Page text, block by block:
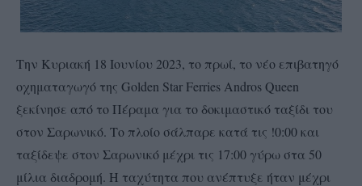
Την Κυριακή 18 Ιουνίου 2023, το πρωί, το νέο επιβατηγό
οχηματαγωγό της Golden Star Ferries Andros Queen
ξεκίνησε από το Πέραμα για το δοκιμαστικό ταξίδι του
στον Σαρωνικό. Το πλοίο σάλπαρε κατά τις !0:00 και
ταξίδεψε στον Σαρωνικό μέχρι τις 17:00 γύρω στα 50
μίλια διαδρομή. Η ταχύτητα που ανέπτυξε ήταν μέχρι